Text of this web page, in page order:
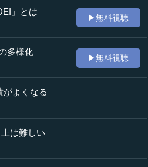
」とは
▶無料視聴
多様化
▶無料視聴
よくなる
は難しい